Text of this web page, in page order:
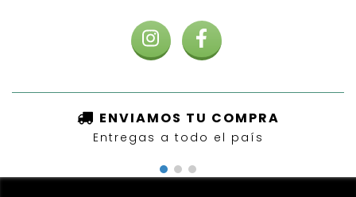
ENVIAMOS TU COMPRA
Entregas a todo el país